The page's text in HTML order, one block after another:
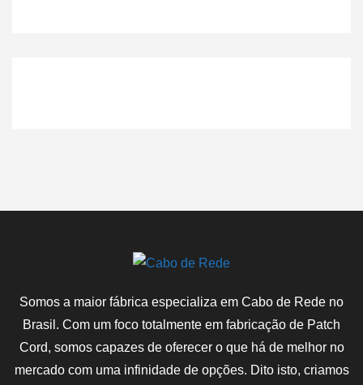
Somos a maior fábrica especializa em Cabo de Rede no
Brasil. Com um foco totalmente em fabricação de Patch
Cord, somos capazes de oferecer o que há de melhor no
mercado com uma infinidade de opções. Dito isto, criamos